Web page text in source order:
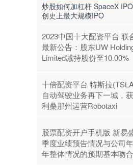
炒股如何加杠杆 SpaceX
创史上最大规模IPO
2023中国十大配资平台 联
最新公告：股东UW
Limited减持股份至10.00%
十倍配资平台 特斯拉
自动驾驶业务再下一城，
利桑那州运营Robotaxi
股票配资开户手机版 新易
季度业绩预告情况与公司
年整体情况的预期基本吻合